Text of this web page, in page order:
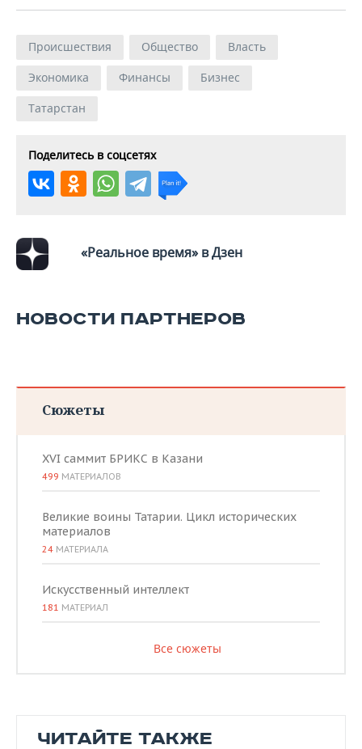
Происшествия Общество
Власть
Экономика
Финансы
Бизнес
Татарстан
Поделитесь в соцсетях
«Реальное время» в Дзен
НОВОСТИ ПАРТНЕРОВ
Сюжеты
XVI саммит БРИКС в Казани
499 МАТЕРИАЛОВ
Великие воины Татарии. Цикл исторических
материалов
24 МАТЕРИАЛА
Искусственный интеллект
181 МАТЕРИАЛ
Все сюжеты
ЧИТАЙТЕ ТАКЖЕ